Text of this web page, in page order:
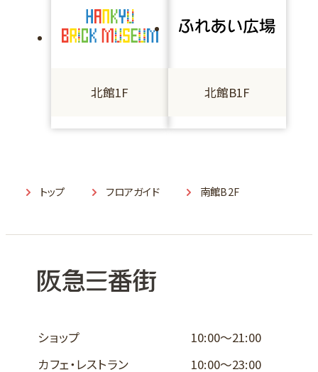
北館1F 北館B1F
トップ フロアガイド 南館B2F
ショップ
10:00～21:00
カフェ・レストラン
10:00～23:00